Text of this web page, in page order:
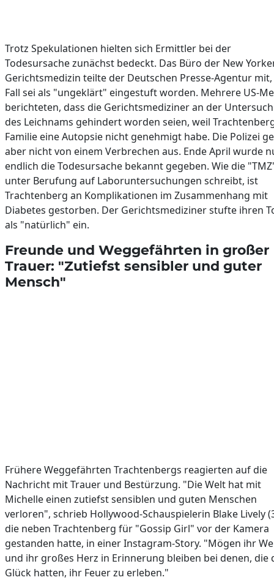
Trotz Spekulationen hielten sich Ermittler bei der
Todesursache zunächst bedeckt. Das Büro der New
Gerichtsmedizin teilte der Deutschen Presse-Agentur
Fall sei als "ungeklärt" eingestuft worden. Mehrere US-
berichteten, dass die Gerichtsmediziner an der
des Leichnams gehindert worden seien, weil
Familie eine Autopsie nicht genehmigt habe. Die Polizei
aber nicht von einem Verbrechen aus. Ende April wurde
endlich die Todesursache bekannt gegeben. Wie die
unter Berufung auf Laboruntersuchungen schreibt, ist
Trachtenberg an Komplikationen im Zusammenhang mit
Diabetes gestorben. Der Gerichtsmediziner stufte ihren
als "natürlich" ein.
Freunde und Weggefährten in großer
Trauer: "Zutiefst sensibler und guter
Mensch"
Frühere Weggefährten Trachtenbergs reagierten auf die
Nachricht mit Trauer und Bestürzung. "Die Welt hat mit
Michelle einen zutiefst sensiblen und guten Menschen
verloren", schrieb Hollywood-Schauspielerin Blake Lively
die neben Trachtenberg für "Gossip Girl" vor der Kamera
gestanden hatte, in einer Instagram-Story. "Mögen ihr
und ihr großes Herz in Erinnerung bleiben bei denen, die
Glück hatten, ihr Feuer zu erleben."